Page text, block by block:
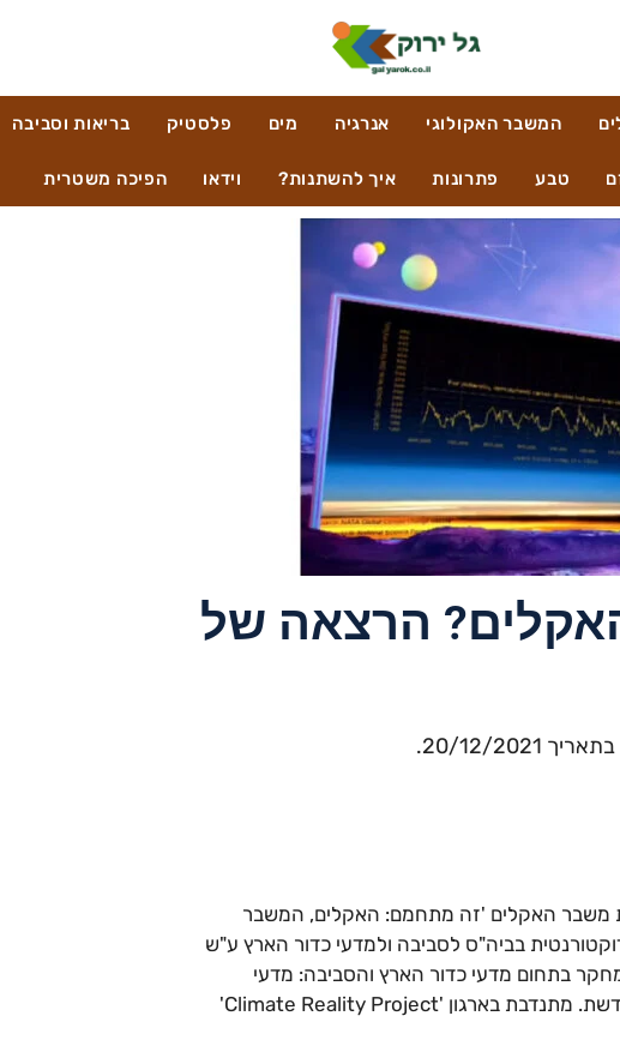
המשבר האקולוגי אנרגיה מים פלסטיק בריאות וסביבה
טבע פתרונות איך להשתנות? וידאו הפיכה משטרית
הרצאה של
12/2021.
משבר האקלים 'זה מתחמם: האקלים, המשבר
בביה"ס לסביבה ולמדעי כדור הארץ ע"ש
בתחום מדעי כדור הארץ והסביבה: מדעי
האטמוספירה, שינויי אקלים ואנרגיה מתחדשת. מתנדבת בארגון 'Climate Reality Project'